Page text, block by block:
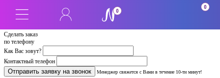
Сделать заказ
по телефону
Как Вас зовут?
Контактный телефон
Менеджер свяжется с Вами в течение 10-ти минут!
0
0